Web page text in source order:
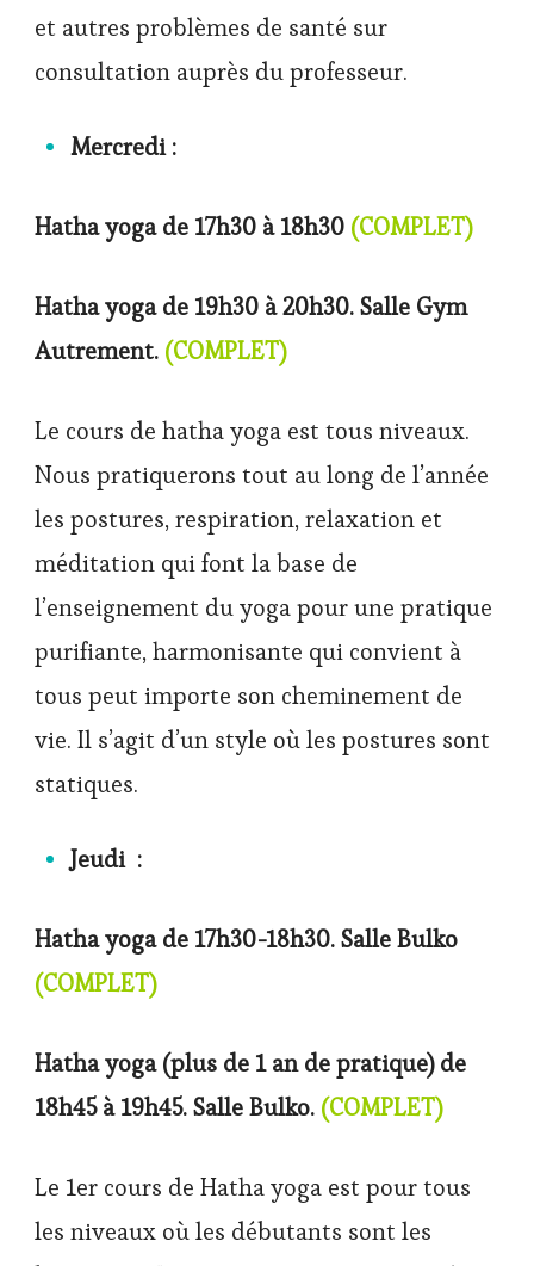
et autres problèmes de santé sur
consultation auprès du professeur.
Mercredi :
Hatha yoga de 17h30 à 18h30 (COMPLET)
Hatha yoga de 19h30 à 20h30. Salle Gym
Autrement. (COMPLET)
Le cours de hatha yoga est tous niveaux.
Nous pratiquerons tout au long de l’année
les postures, respiration, relaxation et
méditation qui font la base de
l’enseignement du yoga pour une pratique
purifiante, harmonisante qui convient à
tous peut importe son cheminement de
vie. Il s’agit d’un style où les postures sont
statiques.
Jeudi :
Hatha yoga de 17h30-18h30. Salle Bulko
(COMPLET)
Hatha yoga (plus de 1 an de pratique) de
18h45 à 19h45. Salle Bulko. (COMPLET)
Le 1er cours de Hatha yoga est pour tous
les niveaux où les débutants sont les